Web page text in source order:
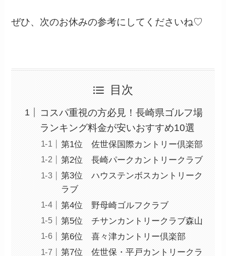
ぜひ、次のお休みの参考にしてくださいね♡
目次
コスパ重視の方必見！長崎県ゴルフ場
ランキング料金が安いおすすめ10選
第1位 佐世保国際カントリー倶楽部
第2位 長崎パークカントリークラブ
第3位 ハウステンボスカントリーク
ラブ
第4位 野母崎ゴルフクラブ
第5位 チサンカントリークラブ森山
第6位 喜々津カントリー倶楽部
第7位 佐世保・平戸カントリークラ